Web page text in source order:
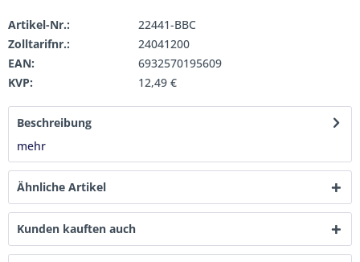
Artikel-Nr.:
22441-BBC
Zolltarifnr.:
24041200
EAN:
6932570195609
KVP:
12,49 €
Beschreibung
mehr
Ähnliche Artikel
Kunden kauften auch